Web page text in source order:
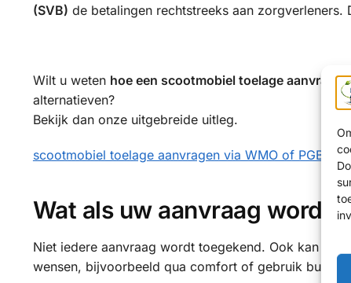
(SVB) de betalingen rechtstreeks aan
Wilt u weten hoe een scootmobiel toelage
alternatieven?
Bekijk dan onze uitgebreide uitleg.
scootmobiel toelage aanvragen via WMO of PGB in
Wat als uw aanvraag wordt
Niet iedere aanvraag wordt toegekend. Ook kan
wensen, bijvoorbeeld qua comfort of gebruik